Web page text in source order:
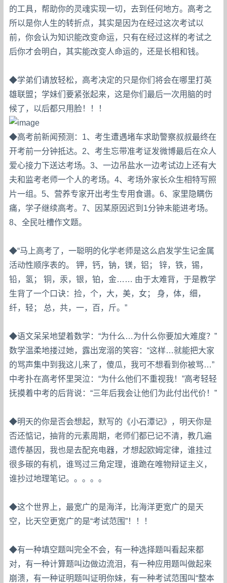
的工具，帮助你的灵魂实现一切，去到任何地方。高考之
所以是你人生的转折点，其实是因为在经过这次考试以
前，你会认为知识能改变命运，只有在经过这样的考试之
后你才会明白，其实能改变人命运的，还是长相和钱。
◆学弟们请放轻松，高考决定的只是你们将会在哪里打英
雄联盟；学妹们要紧张起来，这是你们最后一次用脑的时
候了，以后都只用脸！！！
◆高考前新闻预测：1、考生遭遇堵车求助警察叔叔最终在
开考前一分钟抵达。2、考生忘带准考证发微博最后在众人
爱心接力下送达考场。3、一边吊盐水一边考试边上还有大
夫和监考老师一个人的考场。4、考场外家长众生相特写照
片一组。5、营养专家开出考生专用食谱。6、家里隐瞒伤
痛，学子继续高考。7、因某原因迟到1分钟未能进考场。
8、全民吐槽作文题。
◆“马上高考了，一聪明的化学老师是这么启发学生记金属
活动性顺序表的。 钾，钙，钠，镁，铝； 锌，铁，锡，
铅，氢； 铜，汞，银，铂，金…… 由于太难背，于是教学
生背了一个口诀：捡，个，大，美，女； 身，体，细，
纤，轻； 总，共，一，百，斤。”
◆语文呆呆地望着数学：“为什么…为什么你要加大难度？”
数学温柔地搂过她，露出宠溺的笑容：“这样…就能把大家
的骂声集中到我这儿来了，傻瓜，我可不想看到你被骂…”
中考扑在高考怀里哭泣：“为什么他们不重视我！”高考轻轻
抚摸着中考的后背说：“三年后我会让他们为此付出代价！”
◆明天的你是否会想起，默写的《小石潭记》，明天你是
否还惦记，抽背的元素周期，老师们都已记不清，教几遍
遗传基因，我也是去配充电器，才想起欧姆定律，谁挂过
很多碳的有机，谁骂过三角定理，谁跪在唯物辩证主义，
谁抄过地理笔记。。。。。
◆这个世界上，最宽广的是海洋，比海洋更宽广的是天
空，比天空更宽广的是“考试范围”！！！
◆有一种填空题叫完全不会，有一种选择题叫看起来都
对，有一种计算题叫边做边流泪，有一种应用题叫做起来
崩溃，有一种证明题叫证明你妹，有一种考试范围叫“整本